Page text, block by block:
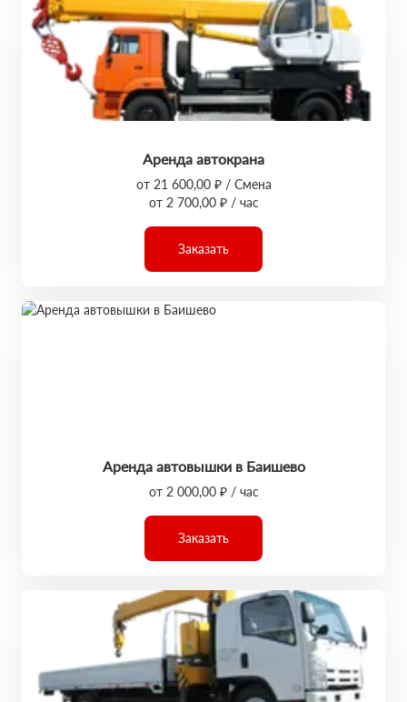
Аренда автокрана
от 21 600,00 ₽ / Смена
от 2 700,00 ₽ / час
Заказать
Аренда автовышки в Баишево
от 2 000,00 ₽ / час
Заказать